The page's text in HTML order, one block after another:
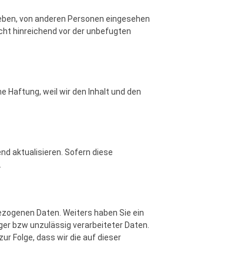
von anderen Personen eingesehen
hinreichend vor der unbefugten
Haftung, weil wir den Inhalt und den
aktualisieren. Sofern diese
Daten. Weiters haben Sie ein
bzw unzulässig verarbeiteter Daten.
Folge, dass wir die auf dieser